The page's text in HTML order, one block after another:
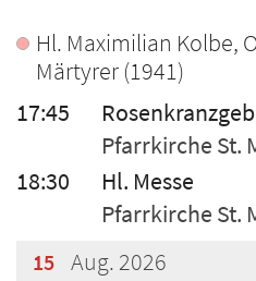
???msg.page.sr.date???
Hl. Maximilian Kolbe,
Märtyrer (1941)
17:45
Pfarrkirche St.
18:30
Hl. Messe
Pfarrkirche St.
15 Aug. 2026